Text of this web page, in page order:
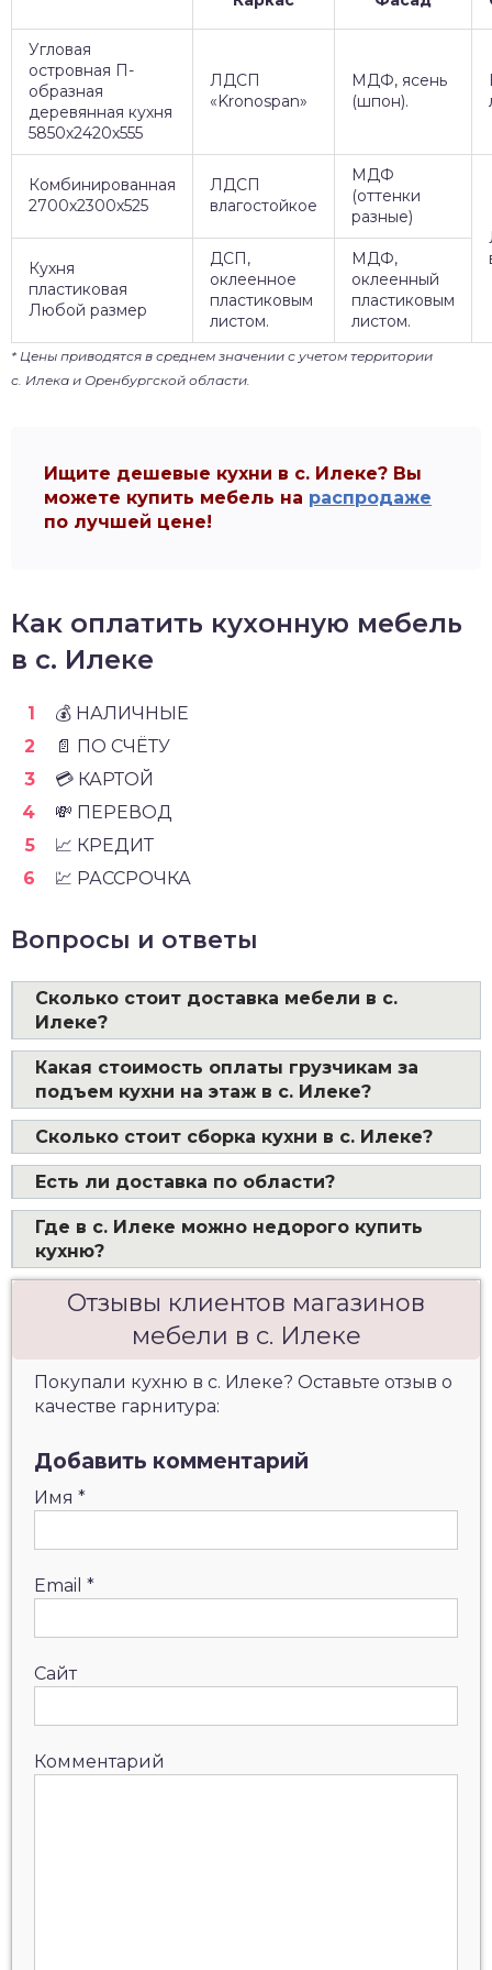
Угловая
островная П-
образная
деревянная кухня
5850х2420х555
ЛДСП
«Kronospan»
МДФ, ясень
(шпон).
Комбинированная
2700х2300х525
ЛДСП
влагостойкое
МДФ
(оттенки
разные)
Кухня
пластиковая
Любой размер
ДСП,
оклеенное
пластиковым
листом.
МДФ,
оклеенный
пластиковым
листом.
* Цены приводятся в среднем значении с учетом территории
с. Илека и Оренбургской области.
Ищите дешевые кухни в с. Илеке? Вы
можете купить мебель на распродаже
по лучшей цене!
Как оплатить кухонную мебель
в с. Илеке
💰 НАЛИЧНЫЕ
📄 ПО СЧЁТУ
💳 КАРТОЙ
💸 ПЕРЕВОД
📈 КРЕДИТ
💹 РАССРОЧКА
Вопросы и ответы
Сколько стоит доставка мебели в с.
Илеке?
Какая стоимость оплаты грузчикам за
подъем кухни на этаж в с. Илеке?
Сколько стоит сборка кухни в с. Илеке?
Есть ли доставка по области?
Где в с. Илеке можно недорого купить
кухню?
Отзывы клиентов магазинов
мебели в с. Илеке
Покупали кухню в с. Илеке? Оставьте отзыв о
качестве гарнитура:
Добавить комментарий
Имя *
Email *
Сайт
Комментарий